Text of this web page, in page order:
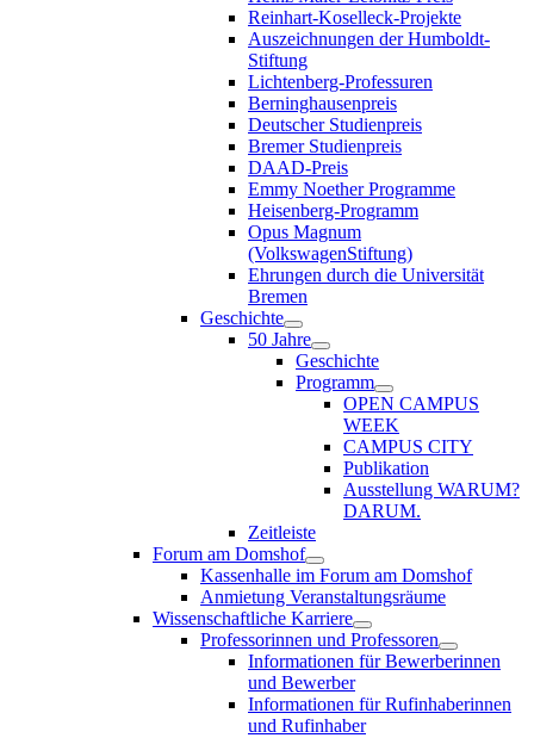
Reinhart-Koselleck-Projekte
Auszeichnungen der Humboldt-
Stiftung
Lichtenberg-Professuren
Berninghausenpreis
Deutscher Studienpreis
Bremer Studienpreis
DAAD-Preis
Emmy Noether Programme
Heisenberg-Programm
Opus Magnum
(VolkswagenStiftung)
Ehrungen durch die Universität
Bremen
Geschichte
50 Jahre
Geschichte
Programm
OPEN CAMPUS
WEEK
CAMPUS CITY
Publikation
Ausstellung WARUM?
DARUM.
Zeitleiste
Forum am Domshof
Kassenhalle im Forum am Domshof
Anmietung Veranstaltungsräume
Wissenschaftliche Karriere
Professorinnen und Professoren
Informationen für Bewerberinnen
und Bewerber
Informationen für Rufinhaberinnen
und Rufinhaber